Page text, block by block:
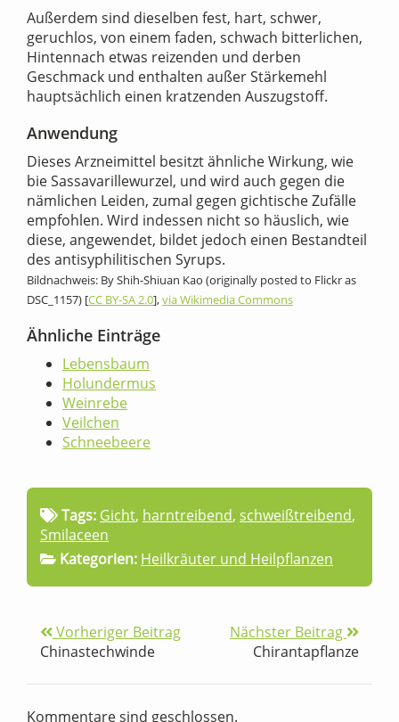
Außerdem sind dieselben fest, hart, schwer,
geruchlos, von einem faden, schwach bitterlichen,
Hintennach etwas reizenden und derben
Geschmack und enthalten außer Stärkemehl
hauptsächlich einen kratzenden Auszugstoff.
Anwendung
Dieses Arzneimittel besitzt ähnliche Wirkung, wie
bie Sassavarillewurzel, und wird auch gegen die
nämlichen Leiden, zumal gegen gichtische Zufälle
empfohlen. Wird indessen nicht so häuslich, wie
diese, angewendet, bildet jedoch einen Bestandteil
des antisyphilitischen Syrups.
Bildnachweis: By Shih-Shiuan Kao (originally posted to Flickr as
DSC_1157) [CC BY-SA 2.0],via Wikimedia Commons
Ähnliche Einträge
Lebensbaum
Holundermus
Weinrebe
Veilchen
Schneebeere
Tags: Gicht, harntreibend, schweißtreibend,
Smilaceen
Kategorien: Heilkräuter und Heilpflanzen
Vorheriger Beitrag
Chinastechwinde
Nächster Beitrag
Chirantapflanze
Kommentare sind geschlossen.